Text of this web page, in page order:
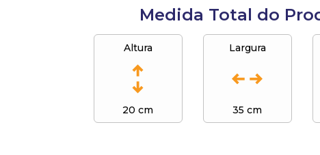
Medida Total do
Altura
20 cm
Largura
35 cm